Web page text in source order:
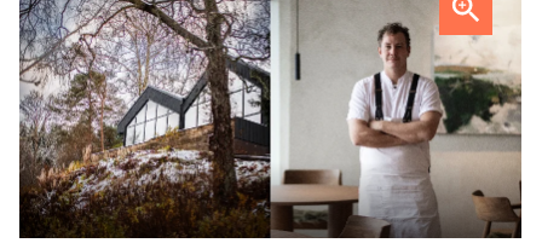
"Hade jag drivit det här landet hade jag sänkt momsen på
lokala råvaror", säger Thomas Sjögren, som driver fyra
krogar.FOTO: Ellika Henriksson